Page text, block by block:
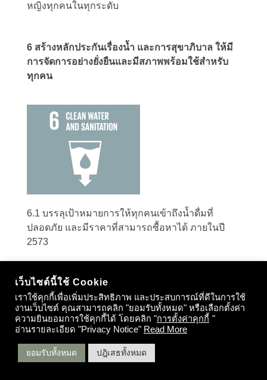
หญิงทุกคนในทุกระดับ
6 สร้างหลักประกันเรื่องน้ำ และการสุขาภิบาล ให้มี
การจัดการอย่างยั่งยืนและมีสภาพพร้อมใช้สำหรับ
ทุกคน
6.1 บรรลุเป้าหมายการให้ทุกคนเข้าถึงน้ำดื่มที่
ปลอดภัย และมีราคาที่สามารถซื้อหาได้ ภายในปี
2573
สุขาภิบาลและสุขอนามัยที่เพียงพอและเท่าเทียม และ
ยุติการขับถ่ายในที่โล่ง โดยให้ความสนใจเป็นพิเศษ
ต่อความต้องการของผู้หญิง เด็กหญิง และผู้ที่อยู่ใน
สถานการณ์เปราะบาง ภายในปี 2573
6.3 ปรับปรุงคุณภาพน้ำ โดยการลดมลพิษ ขจัดการ
เว็บไซต์นี้ใช้ Cookie
เราใช้คุกกี้เพื่อเพิ่มประสิทธิภาพ และประสบการณ์ที่ดีในการใช้
งานเว็บไซต์ คุณสามารถคลิก "ยอมรับทั้งหมด" หรือเลือกตั้งค่า
ความยินยอมการใช้คุกกี้ได้ โดยคลิก "การตั้งค่าคุกกี้ "
อ่านรายละเอียด "Privacy Notice" Read More
ยอมรับทั้งหมด ปฎิเสธทั้งหมด